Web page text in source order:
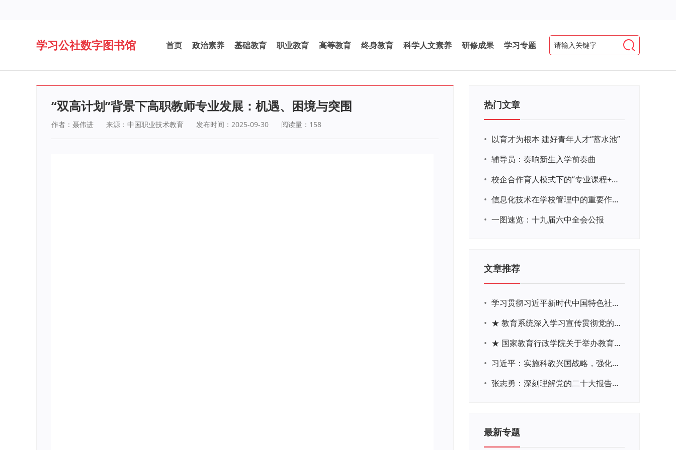
学习公社数字图书馆 首页 政治素养 基础教育 职业教育 高等教育 终身教育 科学人文素养 研修成果 学习专题
“双高计划”背景下高职教师专业发展：机遇、困境与突围
作者：聂伟进 来源：中国职业技术教育 发布时间：2025-09-30 阅读量： 158
热门文章
• 以育才为根本 建好青年人才“蓄水池”
• 辅导员：奏响新生入学前奏曲
•
校企合作育人模式下的“专业课程+思政教育+党建活动”交叉融合的课程思政教学探索与实践
•
信息化技术在学校管理中的重要作用 ——以贵州省威宁民族中学和校园使用等为例
• 一图速览：十九届六中全会公报
文章推荐
•
学习贯彻习近平新时代中国特色社会主义思想主题教育网络培训
•
★ 教育系统深入学习宣传贯彻党的二十大精神学习专题
•
★ 国家教育行政学院关于举办教育系统深入学习宣传贯彻党的二十大精神专题网络培训的通知
•
习近平：实施科教兴国战略，强化现代化建设人才支撑
•
张志勇：深刻理解党的二十大报告关于教育的新思想、新战略、新要求
最新专题